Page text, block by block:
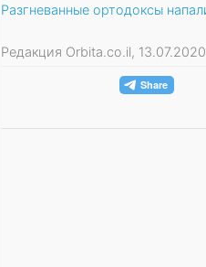
Разгневанные ортодоксы
Редакция Orbita.co.il,